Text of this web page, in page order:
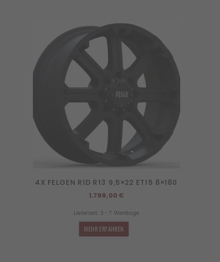
4X FELGEN RID R13 9,5×22 ET15 8×180
1.799,00€
Lieferzeit: 3 - 7 Werktage
MEHR ERFAHREN